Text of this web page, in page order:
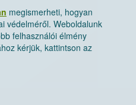
megismerheti, hogyan
védelméről. Weboldalunk
felhasználói élmény
kérjük, kattintson az